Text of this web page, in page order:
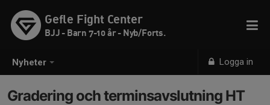
Nyheter Logga in
Gefle Fight Center
BJJ - Barn 7-10 år - Nyb/Forts.
Gradering och terminsavslutning HT